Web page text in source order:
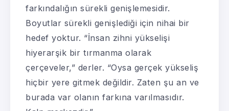
farkındalığın sürekli genişlemesidir.
Boyutlar sürekli genişlediği için nihai bir
hedef yoktur. “İnsan zihni yükselişi
hiyerarşik bir tırmanma olarak
çerçeveler,” derler. “Oysa gerçek yükseliş
hiçbir yere gitmek değildir. Zaten şu an ve
burada var olanın farkına varılmasıdır.